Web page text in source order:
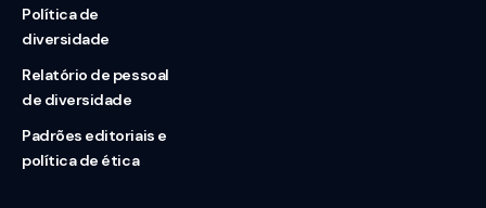
Política de
diversidade
Relatório de pessoal
de diversidade
Padrões editoriais e
política de ética